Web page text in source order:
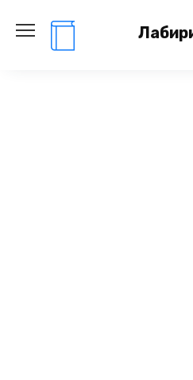
содержанию